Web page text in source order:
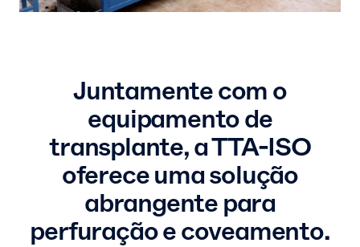
Juntamente com o
equipamento de
transplante, a TTA-ISO
oferece uma solução
abrangente para
perfuração e coveamento.